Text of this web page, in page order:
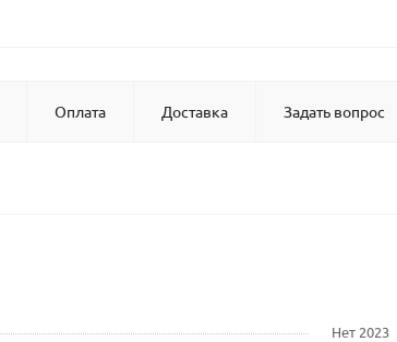
Оплата Доставка Задать вопрос
Нет 2023